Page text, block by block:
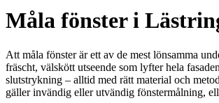
Måla fönster i
Att måla fönster är ett av de mest lönsamma
fräscht, välskött utseende som lyfter hela
slutstrykning – alltid med rätt material och
gäller invändig eller utvändig fönstermålning,